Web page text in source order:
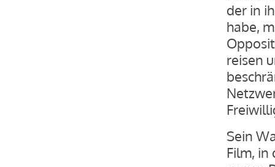
der in
habe,
reisen
Sein
Film, in